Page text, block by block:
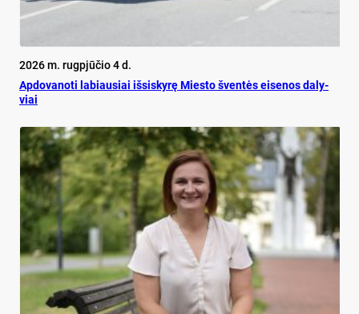
2026 m. rugpjūčio 4 d.
Ap­do­va­no­ti la­biau­siai iš­si­sky­rę Mies­to šven­tės ei­se­nos da­ly­
viai